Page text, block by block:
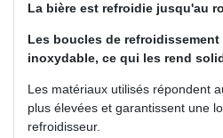
La bière est refroidie jusqu'au
Les boucles de
inoxydable, ce qui les rend
Les matériaux utilisés répondent
plus élevées et garantissent une
refroidisseur.